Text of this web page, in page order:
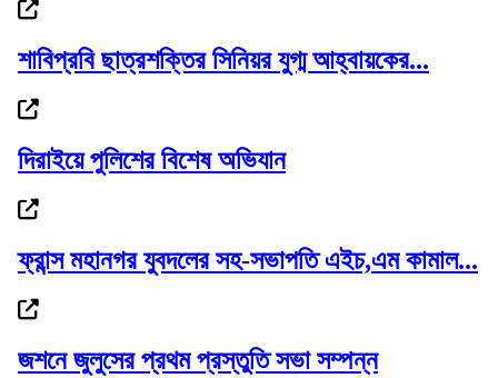
দেড় মাসের মধ্যে সর্বোচ্চে স্বর্ণের দাম
বাণিজ্যমন্ত্রীর সঙ্গে অস্ট্রেলিয়ার...
শাবিপ্রবি ছাত্রশক্তির সিনিয়র যুগ্ম আহ্বায়কের...
দিরাইয়ে পুলিশের বিশেষ অভিযান
ফ্রান্স মহানগর যুবদলের সহ-সভাপতি এইচ,এম কামাল...
জশনে জুলুসের প্রথম প্রস্তুতি সভা সম্পন্ন